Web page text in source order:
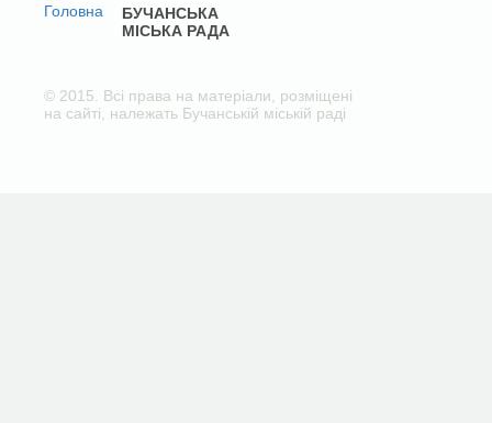
БУЧАНСЬКА
МІСЬКА РАДА
© 2015. Всі права на матеріали, розміщені
на сайті, належать Бучанській міській раді